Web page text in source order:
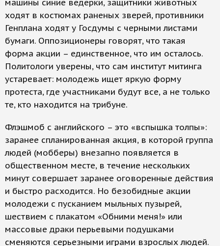
машины синие ведерки, защитники животных
ходят в костюмах раненых зверей, противники
Генплана ходят у Госдумы с черными листами
бумаги. Оппозиционеры говорят, что такая
форма акции – единственное, что им осталось.
Политологи уверены, что сам институт митинга
устаревает: молодежь ищет яркую форму
протеста, где участниками будут все, а не только
те, кто находится на трибуне.
Флэшмоб с английского – это «вспышка толпы»:
заранее спланированная акция, в которой группа
людей (мобберы) внезапно появляется в
общественном месте, в течение нескольких
минут совершает заранее оговоренные действия
и быстро расходится. Но безобидные акции
молодежи с пусканием мыльных пузырей,
шествием с плакатом «Обними меня!» или
массовые драки перьевыми подушками
сменяются серьезными играми взрослых людей.